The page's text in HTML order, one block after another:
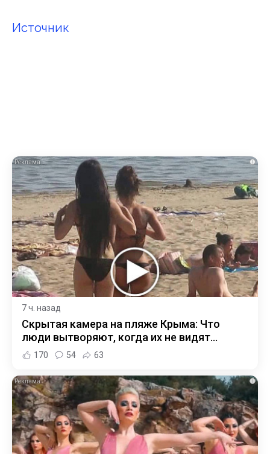
Источник
i
7 ч. назад
Скрытая камера на пляже Крыма: Что
люди вытворяют, когда их не видят...
170 54 63
i